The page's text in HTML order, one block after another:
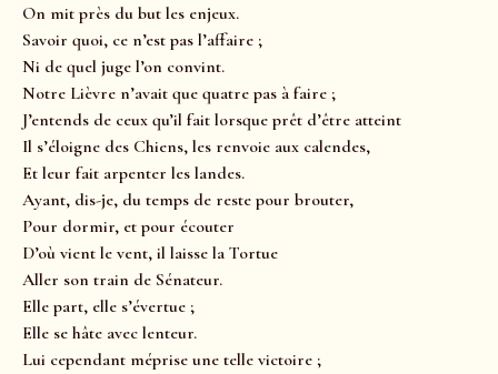
On mit près du but les enjeux.
Savoir quoi, ce n’est pas l’affaire ;
Ni de quel juge l’on convint.
Notre Lièvre n’avait que quatre pas à faire ;
J’entends de ceux qu’il fait lorsque prêt d’être atteint
Il s’éloigne des Chiens, les renvoie aux calendes,
Et leur fait arpenter les landes.
Ayant, dis-je, du temps de reste pour brouter,
Pour dormir, et pour écouter
D’où vient le vent, il laisse la Tortue
Aller son train de Sénateur.
Elle part, elle s’évertue ;
Elle se hâte avec lenteur.
Lui cependant méprise une telle victoire ;